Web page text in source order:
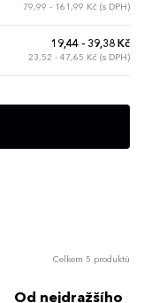
79,99 - 161,99 Kč (s DPH)
19,44 - 39,38 Kč
23,52 - 47,65 Kč (s DPH)
Celkem 5 produktů
Od nejdražšího